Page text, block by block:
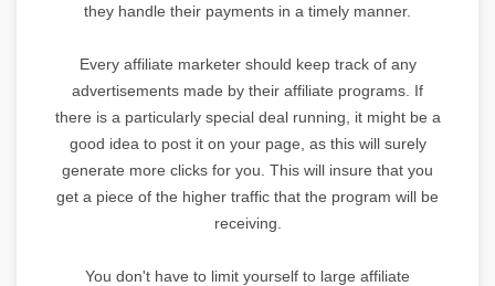
they handle their payments in a timely manner.
Every affiliate marketer should keep track of any
advertisements made by their affiliate programs. If
there is a particularly special deal running, it might be a
good idea to post it on your page, as this will surely
generate more clicks for you. This will insure that you
get a piece of the higher traffic that the program will be
receiving.
You don't have to limit yourself to large affiliate